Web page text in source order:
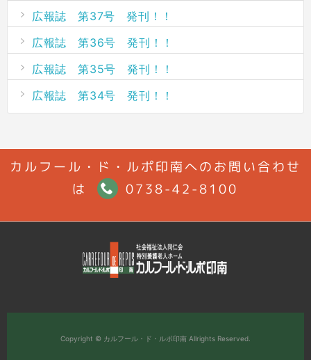
広報誌 第37号 発刊！！
広報誌 第36号 発刊！！
広報誌 第35号 発刊！！
広報誌 第34号 発刊！！
カルフール・ド・ルポ印南へのお問い合わせ
は 0738-42-8100
Copyright © カルフール・ド・ルポ印南 Allrights Reserved.